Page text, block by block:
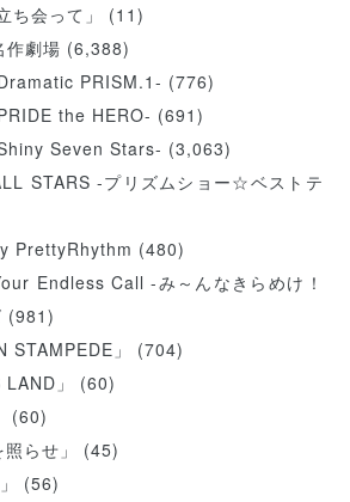
ち会って」
(11)
劇場 (6,388)
PRISM.1- (776)
the HERO- (691)
Seven Stars- (3,063)
STARS -プリズムショー☆ベストテ
PrettyRhythm (480)
Endless Call -み～んなきらめけ！
(981)
STAMPEDE」
(704)
」
(60)
(60)
らせ」
(45)
(56)